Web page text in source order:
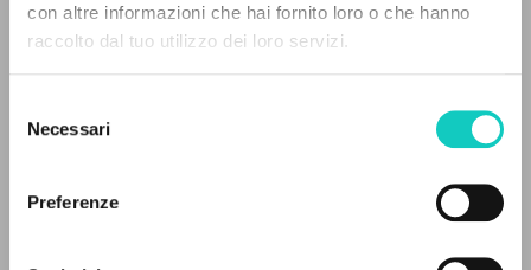
con altre informazioni che hai fornito loro o che hanno
raccolto dal tuo utilizzo dei loro servizi.
delNecessari
Preferenze
Giussani LuigiAutor
Pergolesi Giovanni Battista Autor
Español
RESULTADOS SUCESIVOS